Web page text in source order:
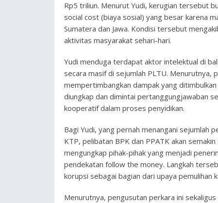
Rp5 triliun. Menurut Yudi, kerugian tersebut
social cost (biaya sosial) yang besar karena
Sumatera dan Jawa. Kondisi tersebut
aktivitas masyarakat sehari-hari.
Yudi menduga terdapat aktor intelektual di
secara masif di sejumlah PLTU. Menurutnya,
mempertimbangkan dampak yang
diungkap dan dimintai pertanggungjawaban
kooperatif dalam proses penyidikan.
Bagi Yudi, yang pernah menangani sejumlah
KTP, pelibatan BPK dan PPATK akan
mengungkap pihak-pihak yang menjadi
pendekatan follow the money. Langkah
korupsi sebagai bagian dari upaya pemulihan
Menurutnya, pengusutan perkara ini